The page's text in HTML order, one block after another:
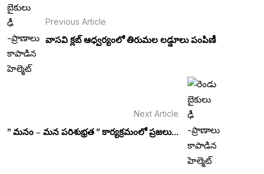
Previous Article
వాసవి క్లబ్ ఆధ్వర్యంలో తిరుమల లడ్డూలు పంపిణీ
Next Article
” మనం – మన పరిశుభ్రత ” కార్యక్రమంలో ప్రజలు...